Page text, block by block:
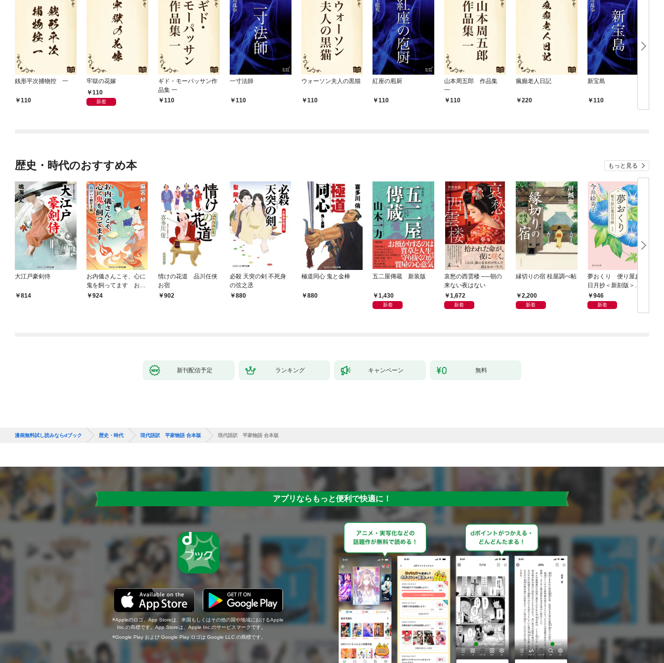
銭形平次捕物控 一
110
牢獄の花嫁
110
新着
ギド・モーパッサン作
品集 一
110
一寸法師
110
ウォーソン夫人の黒猫
110
紅座の庖厨
110
山本周五郎 作品集
一
110
瘋癲老人日記
220
新宝島
110
歴史・時代のおすすめ本 もっと見る
大江戸豪剣侍
814
お内儀さんこそ、心に
鬼を飼ってます おけ
いの戯作手帖
924
情けの花道 品川任侠
お宿
902
必殺 天突の剣 不死身
の弦之丞
880
極道同心 鬼と金棒
880
五二屋傳蔵 新装版
1,430
新着
哀愁の西雲楼 ──朝の
来ない夜はない
1,672
新着
縁切りの宿 桂屋調べ帖
2,200
新着
夢おくり 便り屋お葉
日月抄＜新刻版＞
［1］
946
新着
新刊配信予定 ランキング キャンペーン 無料
漫画無料試し読みならdブック 歴史・時代 現代語訳 平家物語 合本版 現代語訳 平家物語 合本版
アプリならもっと便利で快適に！
Appleのロゴ、App Storeは、米国もしくはその他の国や地域におけるApple
Inc.の商標です。App Storeは、Apple Inc.のサービスマークです。
Google Play および Google Play ロゴは Google LLC の商標です。